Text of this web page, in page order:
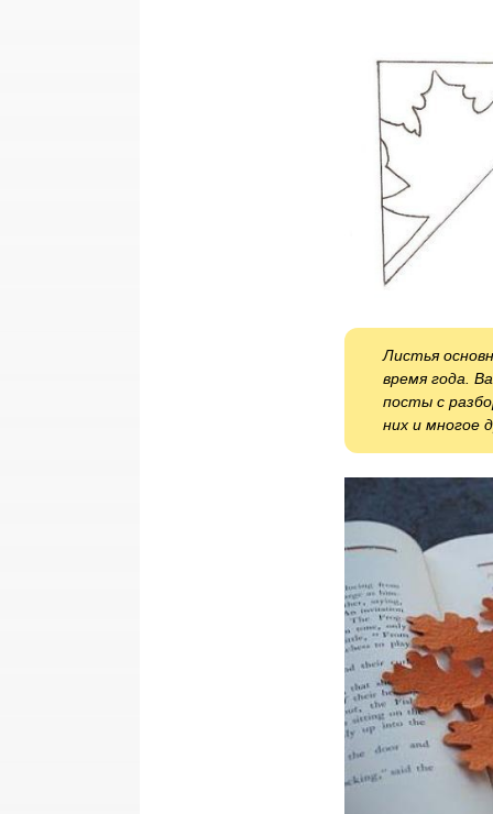
Листья
время года.
посты с
них и многое